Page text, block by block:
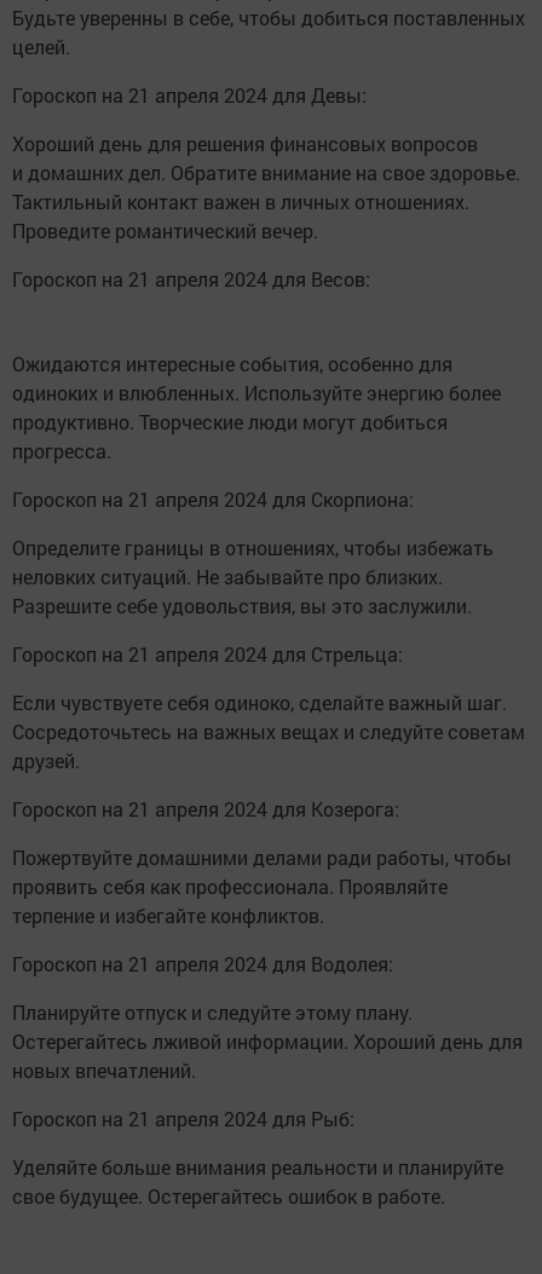
Будьте уверенны в себе, чтобы добиться поставленных
целей.
Гороскоп на 21 апреля 2024 для Девы:
Хороший день для решения финансовых вопросов
и домашних дел. Обратите внимание на свое здоровье.
Тактильный контакт важен в личных отношениях.
Проведите романтический вечер.
Гороскоп на 21 апреля 2024 для Весов:
Ожидаются интересные события, особенно для
одиноких и влюбленных. Используйте энергию более
продуктивно. Творческие люди могут добиться
прогресса.
Гороскоп на 21 апреля 2024 для Скорпиона:
Определите границы в отношениях, чтобы избежать
неловких ситуаций. Не забывайте про близких.
Разрешите себе удовольствия, вы это заслужили.
Гороскоп на 21 апреля 2024 для Стрельца:
Если чувствуете себя одиноко, сделайте важный шаг.
Сосредоточьтесь на важных вещах и следуйте советам
друзей.
Гороскоп на 21 апреля 2024 для Козерога:
Пожертвуйте домашними делами ради работы, чтобы
проявить себя как профессионала. Проявляйте
терпение и избегайте конфликтов.
Гороскоп на 21 апреля 2024 для Водолея:
Планируйте отпуск и следуйте этому плану.
Остерегайтесь лживой информации. Хороший день для
новых впечатлений.
Гороскоп на 21 апреля 2024 для Рыб:
Уделяйте больше внимания реальности и планируйте
свое будущее. Остерегайтесь ошибок в работе.